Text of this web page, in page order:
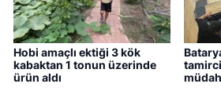
Hobi amaçlı ektiği 3 kök
kabaktan 1 tonun üzerinde
ürün aldı